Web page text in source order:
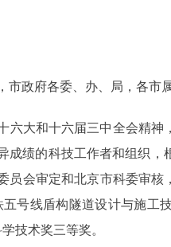
开
务
市政府各委、办、局，各市
大和十六届三中全会精神
成绩的科技工作者和组织
员会审定和北京市科委审
五号线盾构隧道设计与施工
技术奖三等奖。